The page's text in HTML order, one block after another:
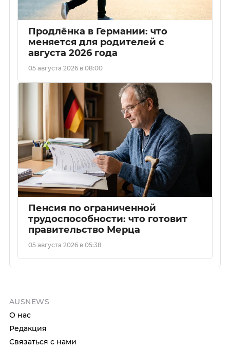
Продлёнка в Германии: что
меняется для родителей с
августа 2026 года
05 августа 2026 в 08:00
Пенсия по ограниченной
трудоспособности: что готовит
правительство Мерца
05 августа 2026 в 05:38
AUSNEWS
О нас
Редакция
Связаться с нами